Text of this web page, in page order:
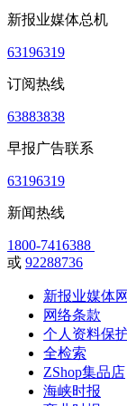
新报业媒体总机
63196319
订阅热线
63883838
早报广告联系
63196319
新闻热线
1800-7416388
或 92288736
新报业媒体
网络条款
个人资料保
全检索
ZShop集品店
海峡时报